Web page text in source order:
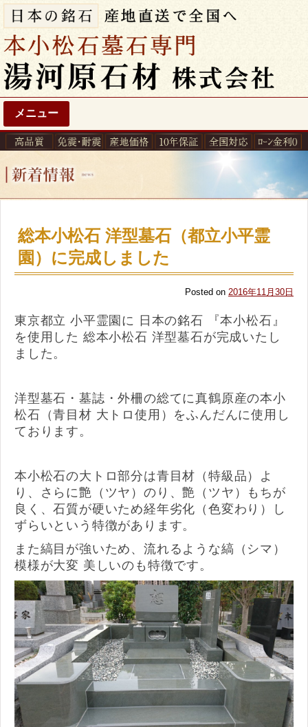
メニュー
総本小松石 洋型墓石（都立小平霊
園）に完成しました
Posted on 2016年11月30日
東京都立 小平霊園に 日本の銘石 『本小松石』
を使用した 総本小松石 洋型墓石が完成いたし
ました。
洋型墓石・墓誌・外柵の総てに真鶴原産の本小
松石（青目材 大トロ使用）をふんだんに使用し
ております。
本小松石の大トロ部分は青目材（特級品）よ
り、さらに艶（ツヤ）のり、艶（ツヤ）もちが
良く、石質が硬いため経年劣化（色変わり）し
ずらいという特徴があります。
また縞目が強いため、流れるような縞（シマ）
模様が大変 美しいのも特徴です。